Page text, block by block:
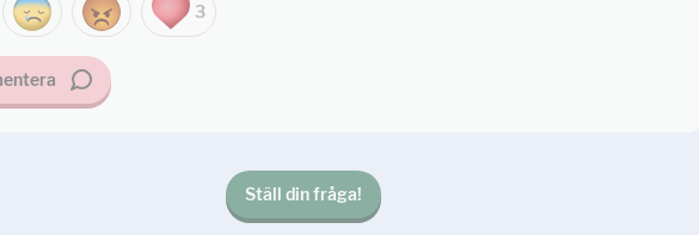
3
Ställ din fråga!